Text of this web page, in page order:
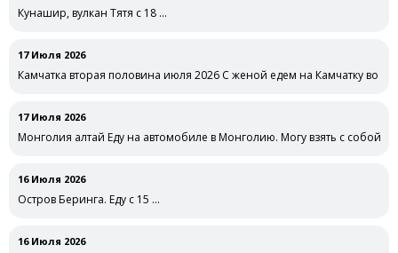
Кунашир, вулкан Тятя с 18 …
17 Июля 2026
Камчатка вторая половина июля 2026 С женой едем на Камчатку во
17 Июля 2026
Монголия алтай Еду на автомобиле в Монголию. Могу взять с собой
16 Июля 2026
Остров Беринга. Еду с 15 …
16 Июля 2026